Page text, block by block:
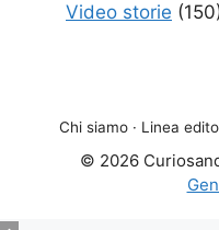
Video storie
Chi siamo · Linea
© 2026